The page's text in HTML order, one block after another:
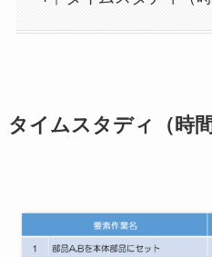
タイムスタディ（時